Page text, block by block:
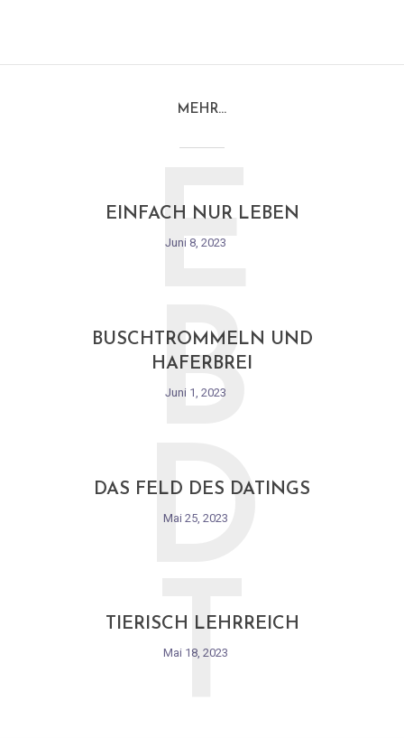
MEHR…
EINFACH NUR LEBEN
Juni 8, 2023
E
BUSCHTROMMELN UND
HAFERBREI
Juni 1, 2023
B
DAS FELD DES DATINGS
Mai 25, 2023
D
TIERISCH LEHRREICH
Mai 18, 2023
T